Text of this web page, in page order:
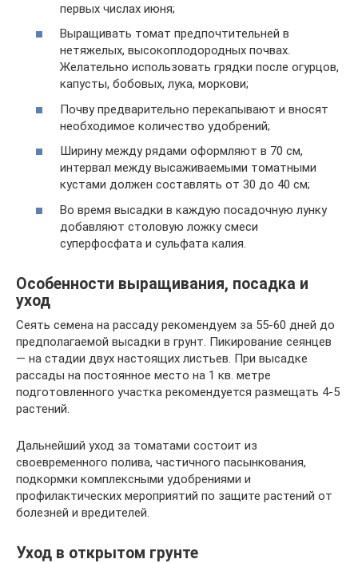
первых числах июня;
Выращивать томат предпочтительней в
нетяжелых, высокоплодородных почвах.
Желательно использовать грядки после огурцов,
капусты, бобовых, лука, моркови;
Почву предварительно перекапывают и вносят
необходимое количество удобрений;
Ширину между рядами оформляют в 70 см,
интервал между высаживаемыми томатными
кустами должен составлять от 30 до 40 см;
Во время высадки в каждую посадочную лунку
добавляют столовую ложку смеси
суперфосфата и сульфата калия.
Особенности выращивания, посадка и
уход
Сеять семена на рассаду рекомендуем за 55-60 дней до
предполагаемой высадки в грунт. Пикирование сеянцев
— на стадии двух настоящих листьев. При высадке
рассады на постоянное место на 1 кв. метре
подготовленного участка рекомендуется размещать 4-5
растений.
Дальнейший уход за томатами состоит из
своевременного полива, частичного пасынкования,
подкормки комплексными удобрениями и
профилактических мероприятий по защите растений от
болезней и вредителей.
Уход в открытом грунте